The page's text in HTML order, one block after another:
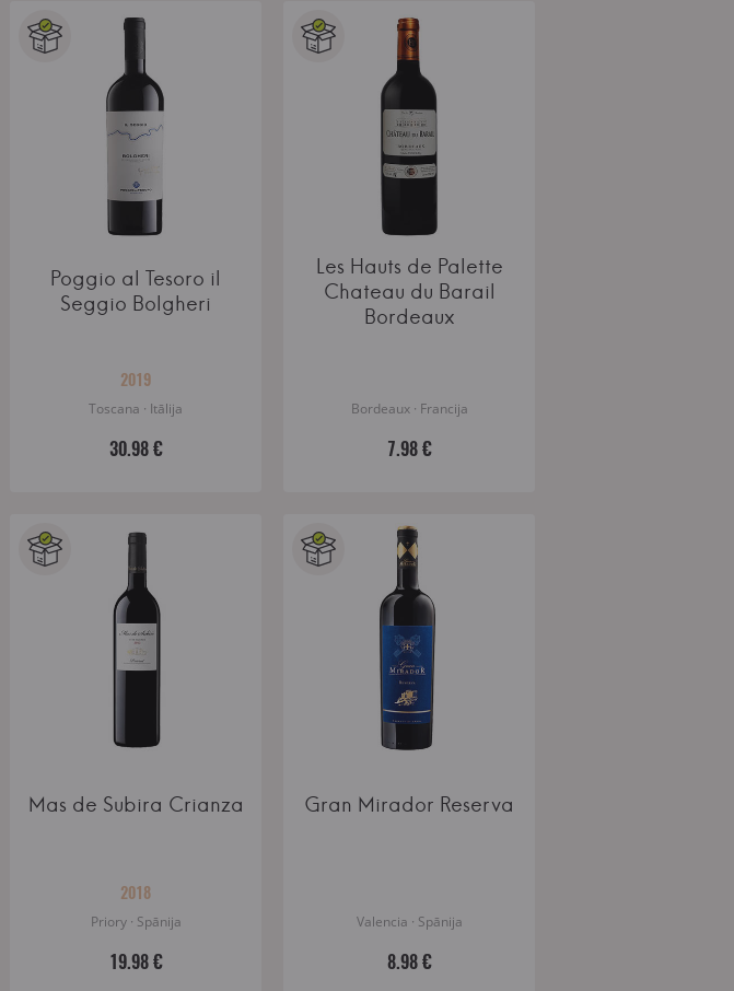
Poggio al Tesoro il
Seggio Bolgheri
2019
Toscana · Itālija
30.98 €
Les Hauts de Palette
Chateau du Barail
Bordeaux
Bordeaux · Francija
7.98 €
Mas de Subira Crianza
2018
Priory · Spānija
19.98 €
Gran Mirador Reserva
Valencia · Spānija
8.98 €